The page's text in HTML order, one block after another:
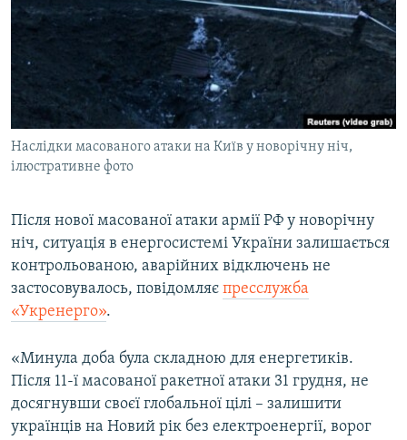
ДЕПОРТАЦІЯ
СВІДЧЕННЯ ОКУПАЦІЇ
УКРАЇНСЬКА ПРОБЛЕМА КРИМУ
ІНФОГРАФІКА
ЯК ОБІЙТИ БЛОКУВАННЯ
Русский
Qırımtatar
ДОЛУЧАЙСЯ!
Усі сайти RFE/RL
Наслідки масованого атаки на Київ у новорічну ніч,
ілюстративне фото
Після нової масованої атаки армії РФ у новорічну
ніч, ситуація в енергосистемі України залишається
контрольованою, аварійних відключень не
застосовувалось, повідомляє пресслужба
«Укренерго».
«Минула доба була складною для енергетиків.
Після 11-ї масованої ракетної атаки 31 грудня, не
досягнувши своєї глобальної цілі – залишити
українців на Новий рік без електроенергії, ворог